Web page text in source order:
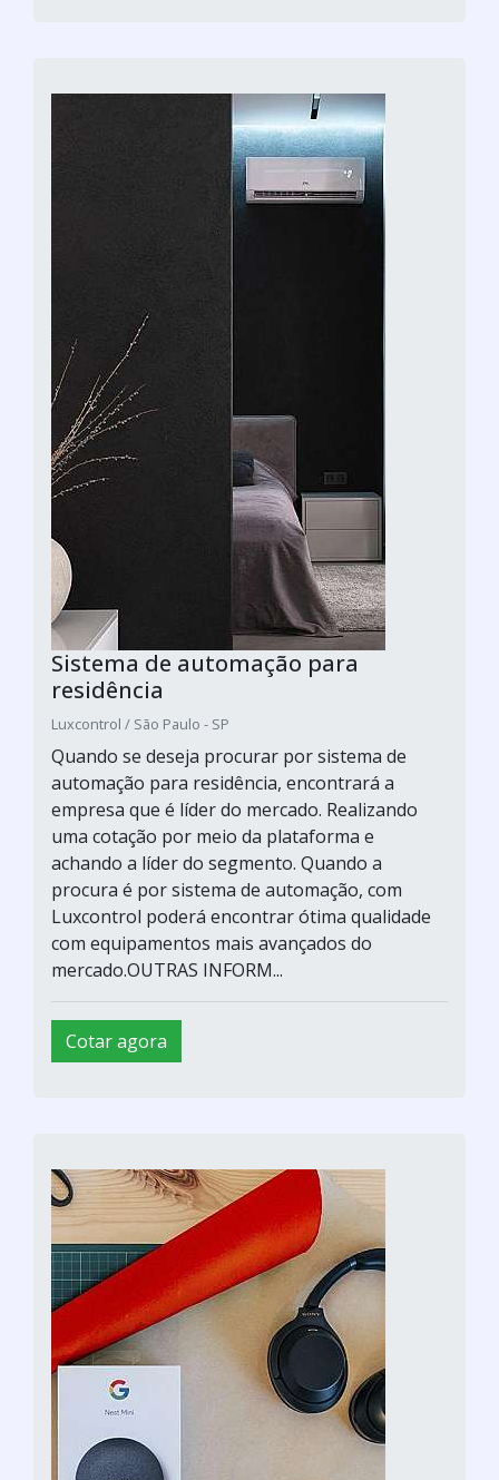
Sistema de automação para
residência
Luxcontrol / São Paulo - SP
Quando se deseja procurar por sistema de
automação para residência, encontrará a
empresa que é líder do mercado. Realizando
uma cotação por meio da plataforma e
achando a líder do segmento. Quando a
procura é por sistema de automação, com
Luxcontrol poderá encontrar ótima qualidade
com equipamentos mais avançados do
mercado.OUTRAS INFORM...
Cotar agora